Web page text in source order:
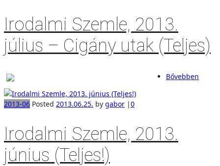
Irodalmi Szemle, 2013.
július – Cigány utak (Teljes)
Bővebben
2013-06 Posted 2013.06.25. by gabor |0
Irodalmi Szemle, 2013.
június (Teljes!)